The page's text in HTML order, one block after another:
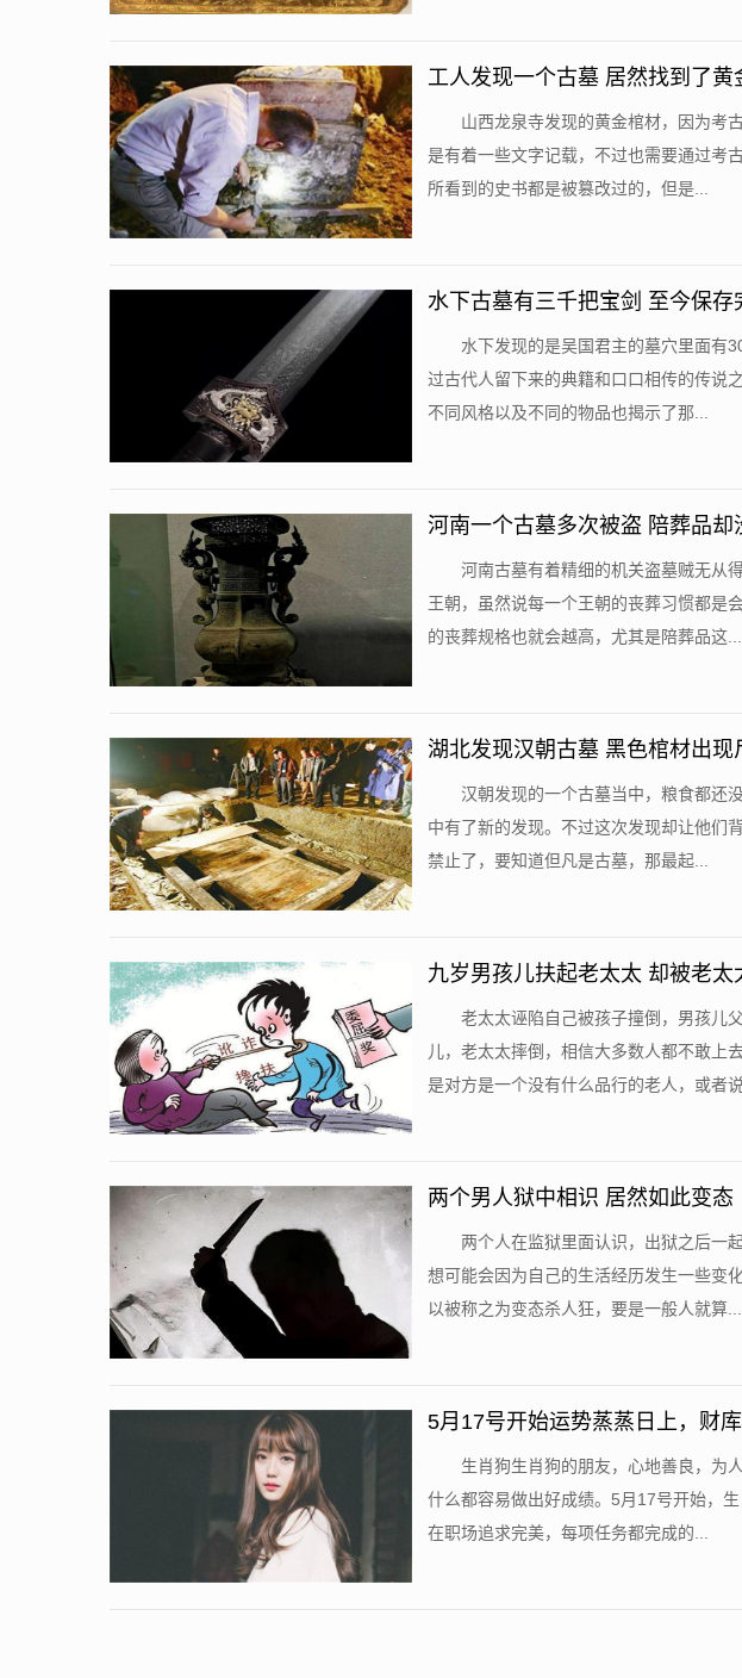
工人发现一个古墓 居然找到了黄
山西龙泉寺发现的黄金棺材，因为考
是有着一些文字记载，不过也需要通过考
所看到的史书都是被篡改过的，但是...
水下古墓有三千把宝剑 至今保存
水下发现的是吴国君主的墓穴里面有
过古代人留下来的典籍和口口相传的传说
不同风格以及不同的物品也揭示了那...
河南一个古墓多次被盗 陪葬品却
河南古墓有着精细的机关盗墓贼无从
王朝，虽然说每一个王朝的丧葬习惯都是
的丧葬规格也就会越高，尤其是陪葬品这...
湖北发现汉朝古墓 黑色棺材出现
汉朝发现的一个古墓当中，粮食都还
中有了新的发现。不过这次发现却让他们
禁止了，要知道但凡是古墓，那最起...
九岁男孩儿扶起老太太 却被老太
老太太诬陷自己被孩子撞倒，男孩儿
儿，老太太摔倒，相信大多数人都不敢上
是对方是一个没有什么品行的老人，或者说
两个男人狱中相识 居然如此变态
两个人在监狱里面认识，出狱之后一
想可能会因为自己的生活经历发生一些变
以被称之为变态杀人狂，要是一般人就算...
5月17号开始运势蒸蒸日上，财
生肖狗生肖狗的朋友，心地善良，为
什么都容易做出好成绩。5月17号开始，
在职场追求完美，每项任务都完成的...